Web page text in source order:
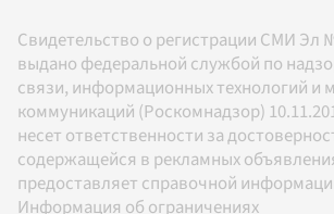
Свидетельство о регистрации СМИ Эл
выдано федеральной службой по
связи, информационных технологий и
коммуникаций (Роскомнадзор)
несет ответственности за
содержащейся в рекламных
предоставляет справочной
Информация об ограничениях